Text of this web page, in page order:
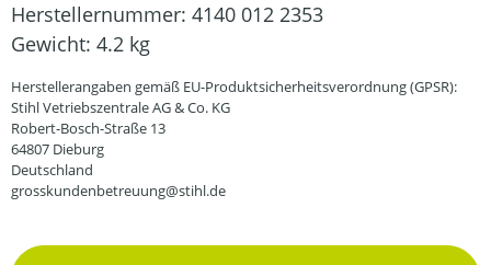
Herstellernummer: 4140 012 2353
Gewicht: 4.2 kg
Herstellerangaben gemäß EU-Produktsicherheitsverordnung (GPSR):
Stihl Vetriebszentrale AG & Co. KG
Robert-Bosch-Straße 13
64807 Dieburg
Deutschland
grosskundenbetreuung@stihl.de